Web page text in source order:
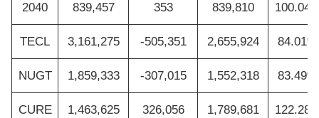
2040 839,457 353 839,810
TECL 3,161,275 -505,351 2,655,924 84.01%
NUGT 1,859,333 -307,015 1,552,318 83.49%
CURE 1,463,625 326,056 1,789,681